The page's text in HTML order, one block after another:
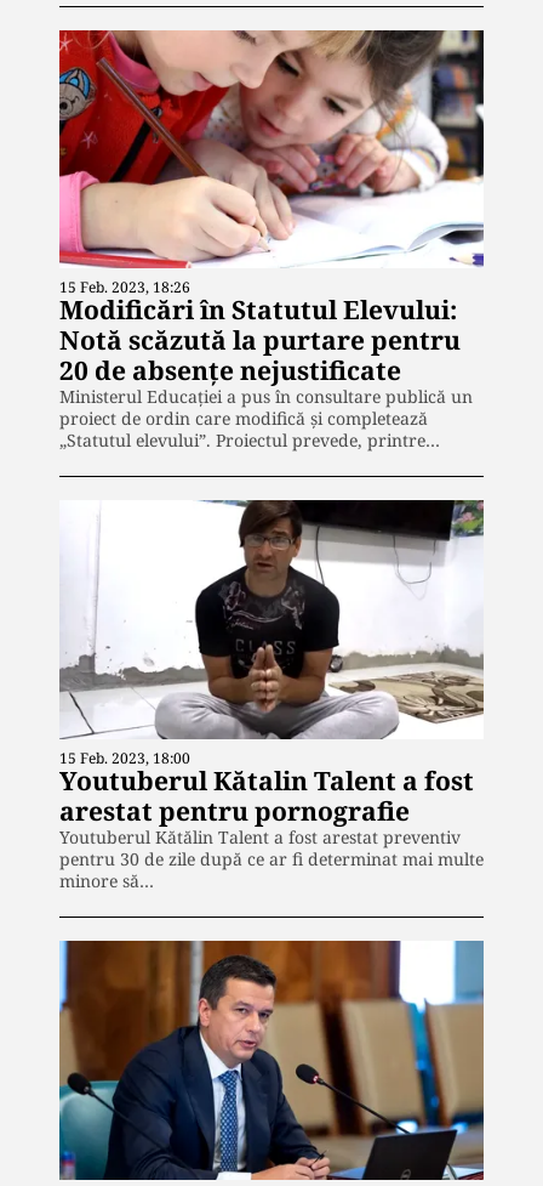
15 Feb. 2023, 18:26
Modificări în Statutul Elevului:
Notă scăzută la purtare pentru
20 de absențe nejustificate
Ministerul Educaţiei a pus în consultare publică un
proiect de ordin care modifică şi completează
„Statutul elevului”. Proiectul prevede, printre…
15 Feb. 2023, 18:00
Youtuberul Kătalin Talent a fost
arestat pentru pornografie
Youtuberul Kătălin Talent a fost arestat preventiv
pentru 30 de zile după ce ar fi determinat mai multe
minore să…